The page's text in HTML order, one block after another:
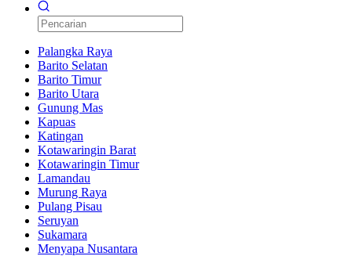
Palangka Raya
Barito Selatan
Barito Timur
Barito Utara
Gunung Mas
Kapuas
Katingan
Kotawaringin Barat
Kotawaringin Timur
Lamandau
Murung Raya
Pulang Pisau
Seruyan
Sukamara
Menyapa Nusantara